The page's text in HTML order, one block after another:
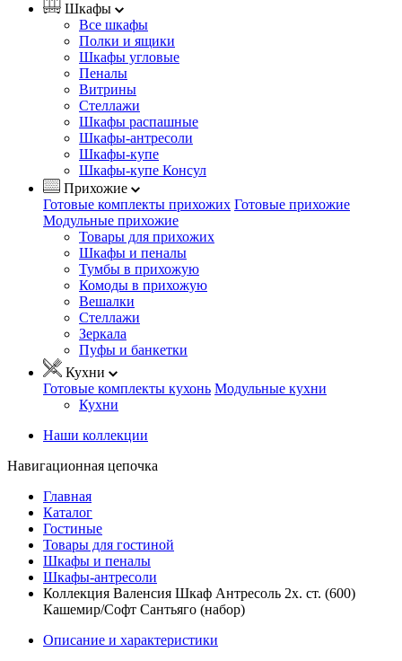
Шкафы
Все шкафы
Полки и ящики
Шкафы угловые
Пеналы
Витрины
Стеллажи
Шкафы распашные
Шкафы-антресоли
Шкафы-купе
Шкафы-купе Консул
Прихожие
Готовые комплекты прихожих Готовые прихожие
Модульные прихожие
Товары для прихожих
Шкафы и пеналы
Тумбы в прихожую
Комоды в прихожую
Вешалки
Стеллажи
Зеркала
Пуфы и банкетки
Кухни
Готовые комплекты кухонь Модульные кухни
Кухни
Наши коллекции
Навигационная цепочка
Главная
Каталог
Гостиные
Товары для гостиной
Шкафы и пеналы
Шкафы-антресоли
Коллекция Валенсия Шкаф Антресоль 2х. ст. (600)
Кашемир/Софт Сантьяго (набор)
Описание и характеристики